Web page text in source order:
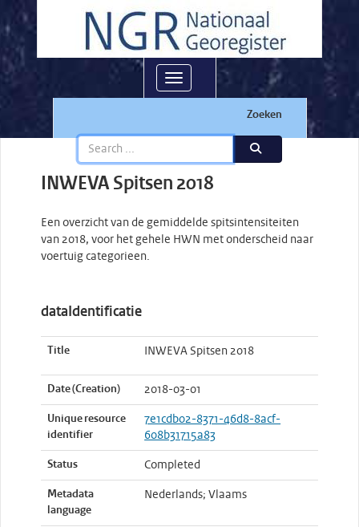
Toggle navigation
Zoeken
INWEVA Spitsen 2018
Een overzicht van de gemiddelde spitsintensiteiten
van 2018, voor het gehele HWN met onderscheid naar
voertuig categorieen.
dataIdentificatie
Title INWEVA Spitsen 2018
Date (Creation) 2018-03-01
Unique resource
identifier
7e1cdb02-8371-46d8-8acf-
608b31715a83
Status Completed
Metadata
language
Nederlands; Vlaams